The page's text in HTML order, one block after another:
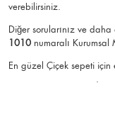
verebilirsiniz.
Diğer sorularınız ve
1010 numaralı
En güzel Çiçek sepeti
.